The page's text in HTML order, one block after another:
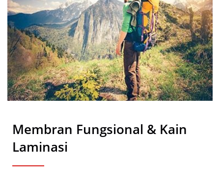
Membran Fungsional & Kain
Laminasi